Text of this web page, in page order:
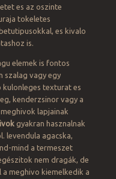
es az oszinte
tokeletes
es kivalo
is.
elemek is fontos
szalag vagy egy
texturat es
kenderzsinor vagy a
lapjainak
gyakran hasznalnak
levendula agacska,
mind a termeszet
nem dragák, de
a meghivo kiemelkedik a